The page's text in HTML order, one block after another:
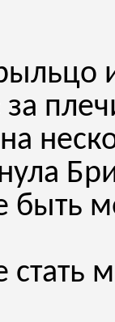
быть
стать